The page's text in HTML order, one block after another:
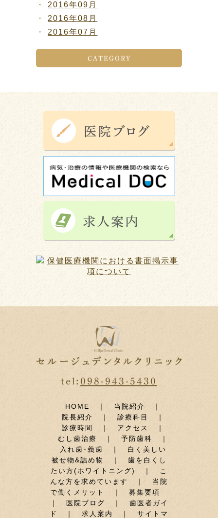
2016年09月
2016年08月
2016年07月
CATEGORY
tel: 098-943-5430
HOME ｜ 当院紹介
｜
院長紹介
｜ 診療科目
｜
診療時間
｜ アクセス
｜
むし歯治療
｜ 予防歯科
｜
入れ歯･義歯
｜
白く美しい
被せ物&詰め物
｜
歯を白くし
たい方(ホワイトニング)
｜
こ
んな方を求めています
｜
当院
で働くメリット
｜
募集要項
｜
医院ブログ ｜
歯医者ガイ
ド
｜ 求人案内 ｜ サイトマ